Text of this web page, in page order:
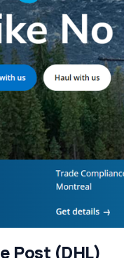
Post (DHL)